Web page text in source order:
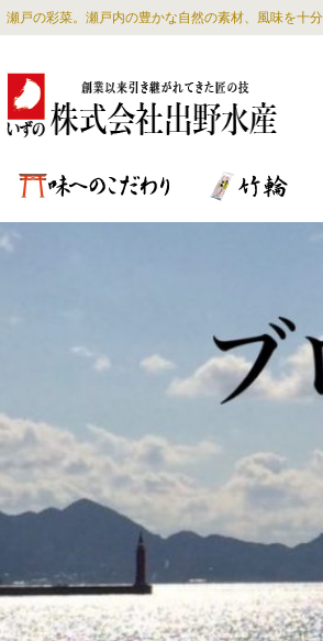
瀬戸の彩菜。瀬戸内の豊かな自然の素材、風味を十